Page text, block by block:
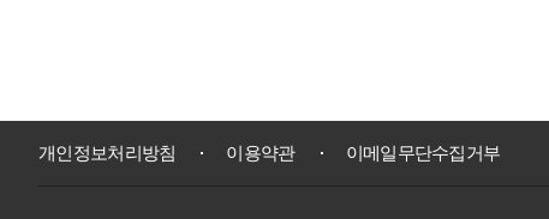
개인정보처리방침 이용약관 이메일무단수집거부